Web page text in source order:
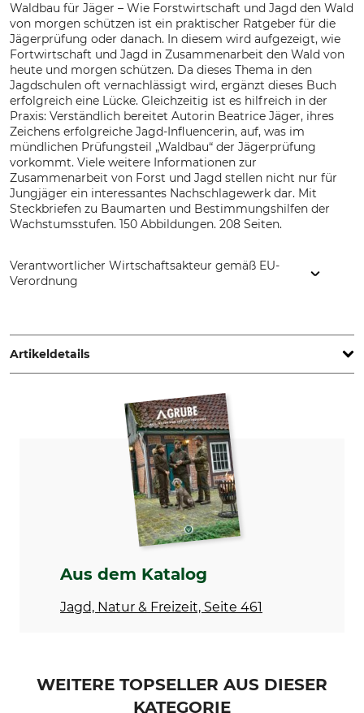
Waldbau für Jäger – Wie Forstwirtschaft und Jagd den Wald
von morgen schützen ist ein praktischer Ratgeber für die
Jägerprüfung oder danach. In diesem wird aufgezeigt, wie
Fortwirtschaft und Jagd in Zusammenarbeit den Wald von
heute und morgen schützen. Da dieses Thema in den
Jagdschulen oft vernachlässigt wird, ergänzt dieses Buch
erfolgreich eine Lücke. Gleichzeitig ist es hilfreich in der
Praxis: Verständlich bereitet Autorin Beatrice Jäger, ihres
Zeichens erfolgreiche Jagd-Influencerin, auf, was im
mündlichen Prüfungsteil „Waldbau“ der Jägerprüfung
vorkommt. Viele weitere Informationen zur
Zusammenarbeit von Forst und Jagd stellen nicht nur für
Jungjäger ein interessantes Nachschlagewerk dar. Mit
Steckbriefen zu Baumarten und Bestimmungshilfen der
Wachstumsstufen. 150 Abbildungen. 208 Seiten.
Verantwortlicher Wirtschaftsakteur gemäß EU-
Verordnung
München, Germany, www.blv.de
Artikeldetails
Seitenanzahl
208
Einband
gebunden
Produkttyp
Buch
Waldbau für Jäger – Wie
Forstwirtschaft und Jagd den
Herstellung
Aus dem Katalog
Jagd, Natur & Freizeit, Seite 461
WEITERE TOPSELLER AUS DIESER
KATEGORIE